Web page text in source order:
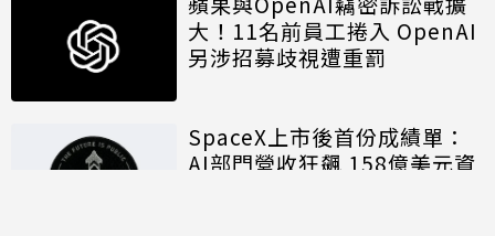
大！11名前員工捲入 OpenAI
另涉招募歧視遭重罰
SpaceX上市後首份成績單：
AI部門營收狂飆 158億美元資